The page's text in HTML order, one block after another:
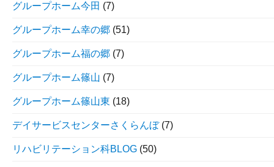
グループホーム今田 (7)
グループホーム幸の郷 (51)
グループホーム福の郷 (7)
グループホーム篠山 (7)
グループホーム篠山東 (18)
デイサービスセンターさくらんぼ(7)
リハビリテーション科BLOG (50)